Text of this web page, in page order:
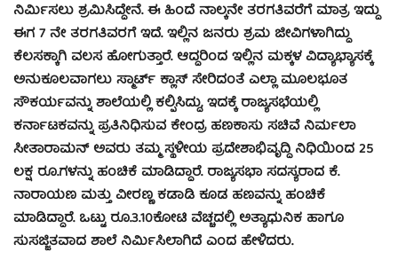
ನಿರ್ಮಿಸಲು ಶ್ರಮಿಸಿದ್ದೇನೆ. ಈ ಹಿಂದೆ ನಾಲ್ಕನೇ ತರಗತಿವರೆಗೆ ಮಾತ್ರ ಇದ್ದು
ಈಗ 7 ನೇ ತರಗತಿವರಗೆ ಇದೆ. ಇಲ್ಲಿನ ಜನರು ಶ್ರಮ ಜೀವಿಗಳಾಗಿದ್ದು
ಕೆಲಸಕ್ಕಾಗಿ ವಲಸ ಹೋಗುತ್ತಾರೆ. ಆದ್ದರಿಂದ ಇಲ್ಲಿನ ಮಕ್ಕಳ ವಿದ್ಯಾಭ್ಯಾಸಕ್ಕೆ
ಅನುಕೂಲವಾಗಲು ಸ್ಮಾರ್ಟ್ ಕ್ಲಾಸ್ ಸೇರಿದಂತೆ ಎಲ್ಲಾ ಮೂಲಭೂತ
ಸೌಕರ್ಯವನ್ನು ಶಾಲೆಯಲ್ಲಿ ಕಲ್ಪಿಸಿದ್ದು, ಇದಕ್ಕೆ ರಾಜ್ಯಸಭೆಯಲ್ಲಿ
ಕರ್ನಾಟಕವನ್ನು ಪ್ರತಿನಿಧಿಸುವ ಕೇಂದ್ರ ಹಣಕಾಸು ಸಚಿವೆ ನಿರ್ಮಲಾ
ಸೀತಾರಾಮನ್ ಅವರು ತಮ್ಮ ಸ್ಥಳೀಯ ಪ್ರದೇಶಾಭಿವೃದ್ಧಿ ನಿಧಿಯಿಂದ 25
ಲಕ್ಷ ರೂ.ಗಳನ್ನು ಹಂಚಿಕೆ ಮಾಡಿದ್ದಾರೆ. ರಾಜ್ಯಸಭಾ ಸದಸ್ಯರಾದ ಕೆ.
ನಾರಾಯಣ ಮತ್ತು ವೀರಣ್ಣ ಕಡಾಡಿ ಕೂಡ ಹಣವನ್ನು ಹಂಚಿಕೆ
ಮಾಡಿದ್ದಾರೆ. ಒಟ್ಟು ರೂ.3.10ಕೋಟಿ ವೆಚ್ಚದಲ್ಲಿ ಅತ್ಯಾಧುನಿಕ ಹಾಗೂ
ಸುಸಜ್ಜಿತವಾದ ಶಾಲೆ ನಿರ್ಮಿಸಿಲಾಗಿದೆ ಎಂದ ಹೇಳಿದರು.